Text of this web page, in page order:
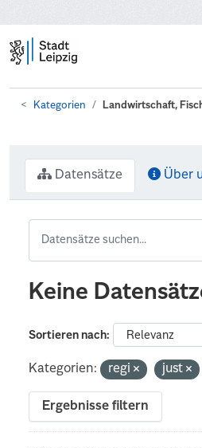
Kategorien Landwirtschaft,
Datensätze Über
Keine
Sortieren nach
Kategorien: regi just
Ergebnisse filtern